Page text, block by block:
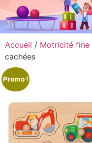
Accueil / Motricité fine
cachées
Promo !